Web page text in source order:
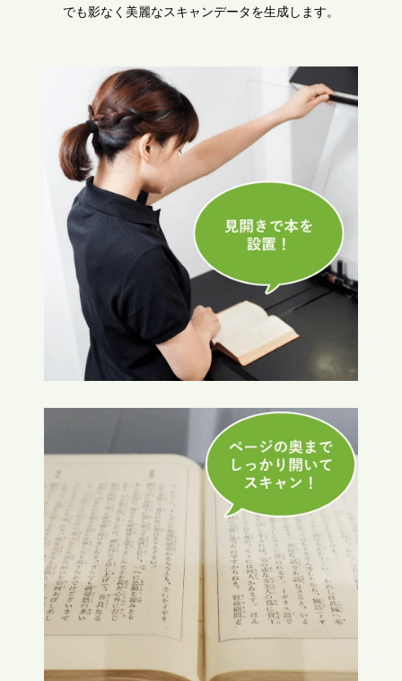
でも影なく美麗なスキャンデータを生成します。